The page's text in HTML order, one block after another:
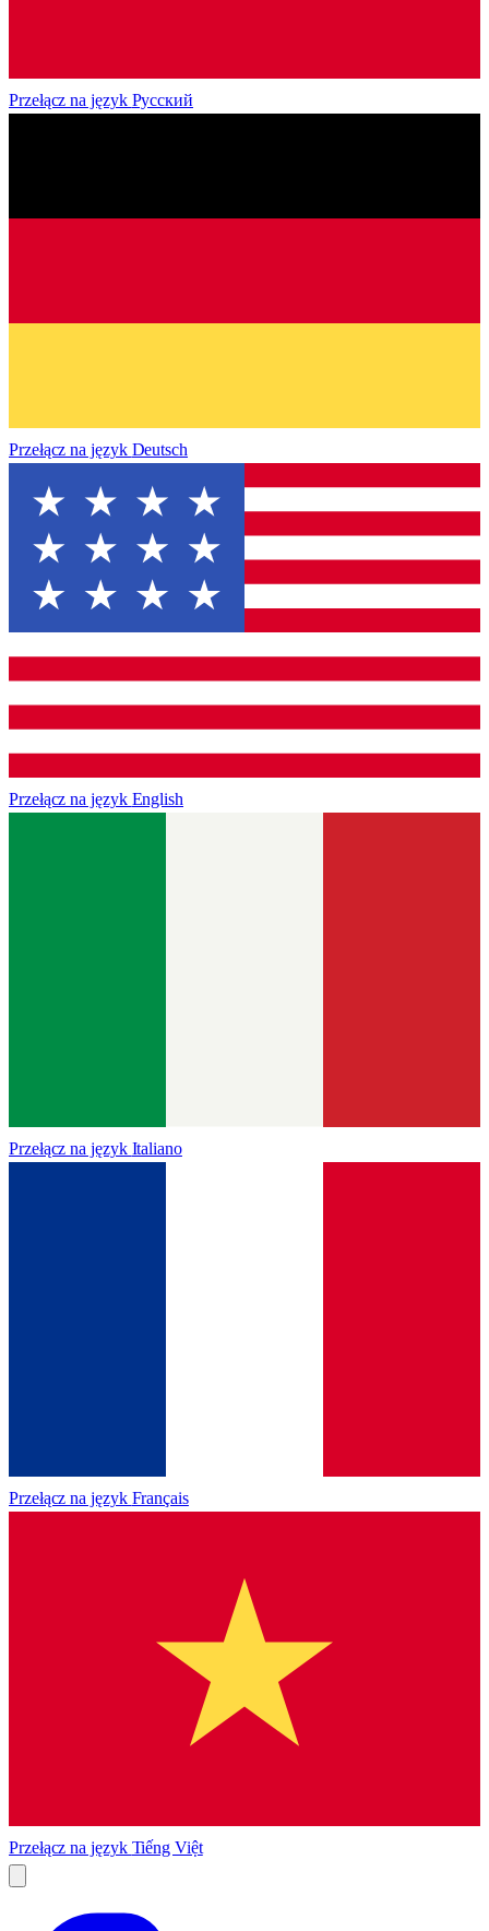
Przełącz na język Русский
Przełącz na język Deutsch
Przełącz na język English
Przełącz na język Italiano
Przełącz na język Français
Przełącz na język Tiếng Việt